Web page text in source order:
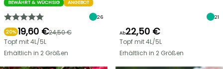
BEWÄHRT & WÜCHSIG ANGEBOT
26
20% 19,60 €24,50 €
Topf mit 4L/5L
Erhältlich in 2 Größen
21
Ab22,50 €
Topf mit 4L/5L
Erhältlich in 2 Größen